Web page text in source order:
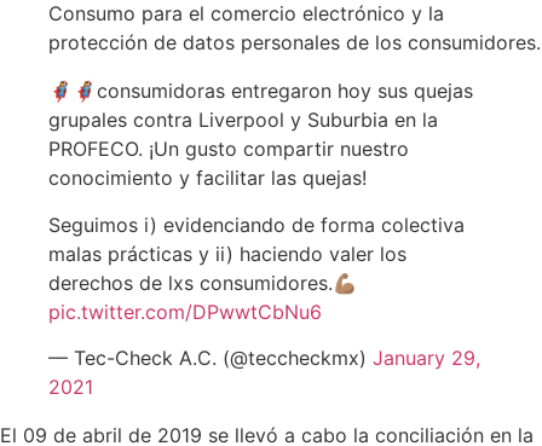
Consumo para el comercio electrónico y la
protección de datos personales de los consumidores.
🦸‍♀️🦸‍♀️consumidoras entregaron hoy sus quejas
grupales contra Liverpool y Suburbia en la
PROFECO. ¡Un gusto compartir nuestro
conocimiento y facilitar las quejas!
Seguimos i) evidenciando de forma colectiva
malas prácticas y ii) haciendo valer los
derechos de lxs consumidores.💪🏽
pic.twitter.com/DPwwtCbNu6
— Tec-Check A.C. (@teccheckmx) January 29,
2021
El 09 de abril de 2019 se llevó a cabo la conciliación en la